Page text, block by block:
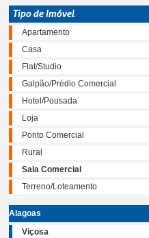
Tipo de Imóvel
Apartamento
Casa
Flat/Studio
Galpão/Prédio Comercial
Hotel/Pousada
Loja
Ponto Comercial
Rural
Sala Comercial
Terreno/Loteamento
Alagoas
Viçosa